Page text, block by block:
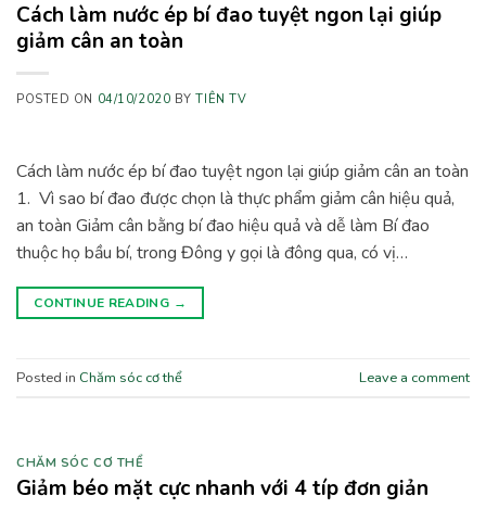
Cách làm nước ép bí đao tuyệt ngon lại giúp
giảm cân an toàn
POSTED ON 04/10/2020 BYTIÊN TV
Cách làm nước ép bí đao tuyệt ngon lại giúp giảm cân an toàn
1. Vì sao bí đao được chọn là thực phẩm giảm cân hiệu quả,
an toàn Giảm cân bằng bí đao hiệu quả và dễ làm Bí đao
thuộc họ bầu bí, trong Đông y gọi là đông qua, có vị…
CONTINUE READING →
Posted in Chăm sóc cơ thể Leave a comment
CHĂM SÓC CƠ THỂ
Giảm béo mặt cực nhanh với 4 típ đơn giản